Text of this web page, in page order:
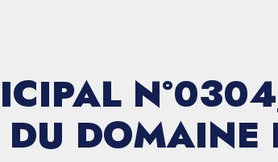
DOMAINE